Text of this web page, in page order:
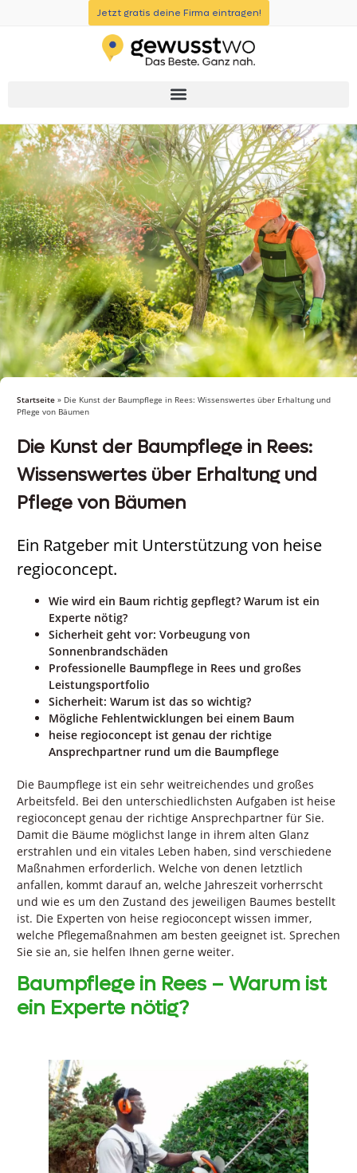
Jetzt gratis deine Firma eintragen!
Startseite » Die Kunst der Baumpflege in Rees: Wissenswertes über Erhaltung und
Pflege von Bäumen
Die Kunst der Baumpflege in Rees:
Wissenswertes über Erhaltung und
Pflege von Bäumen
Ein Ratgeber mit Unterstützung von heise
regioconcept.
Wie wird ein Baum richtig gepflegt? Warum ist ein
Experte nötig?
Sicherheit geht vor: Vorbeugung von
Sonnenbrandschäden
Professionelle Baumpflege in Rees und großes
Leistungsportfolio
Sicherheit: Warum ist das so wichtig?
Mögliche Fehlentwicklungen bei einem Baum
heise regioconcept ist genau der richtige
Ansprechpartner rund um die Baumpflege
Die Baumpflege ist ein sehr weitreichendes und großes
Arbeitsfeld. Bei den unterschiedlichsten Aufgaben ist heise
regioconcept genau der richtige Ansprechpartner für Sie.
Damit die Bäume möglichst lange in ihrem alten Glanz
erstrahlen und ein vitales Leben haben, sind verschiedene
Maßnahmen erforderlich. Welche von denen letztlich
anfallen, kommt darauf an, welche Jahreszeit vorherrscht
und wie es um den Zustand des jeweiligen Baumes bestellt
ist. Die Experten von heise regioconcept wissen immer,
welche Pflegemaßnahmen am besten geeignet ist. Sprechen
Sie sie an, sie helfen Ihnen gerne weiter.
Baumpflege in Rees – Warum ist
ein Experte nötig?